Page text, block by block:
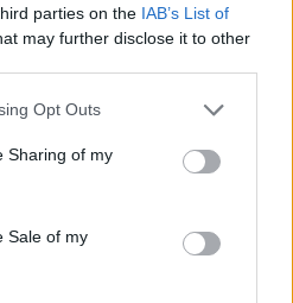
parties on the IAB’s List of
may further disclose it to other
Opt Outs
Sharing of my
Sale of my